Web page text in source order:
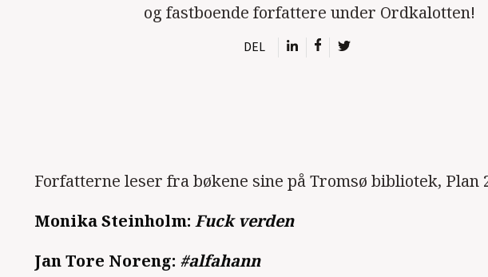
og fastboende forfattere under Ordkalotten!
DEL
Forfatterne leser fra bøkene sine på Tromsø bibliotek, Plan
Monika Steinholm: Fuck verden
Jan Tore Noreng: #alfahann